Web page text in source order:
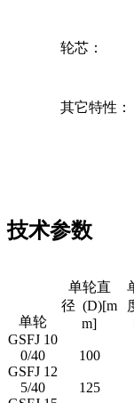
轮芯：
其它特性：
技术参数
单轮
单轮直
径 (D)[m
m]
GSFJ 10
0/40
100
GSFJ 12
5/40
125